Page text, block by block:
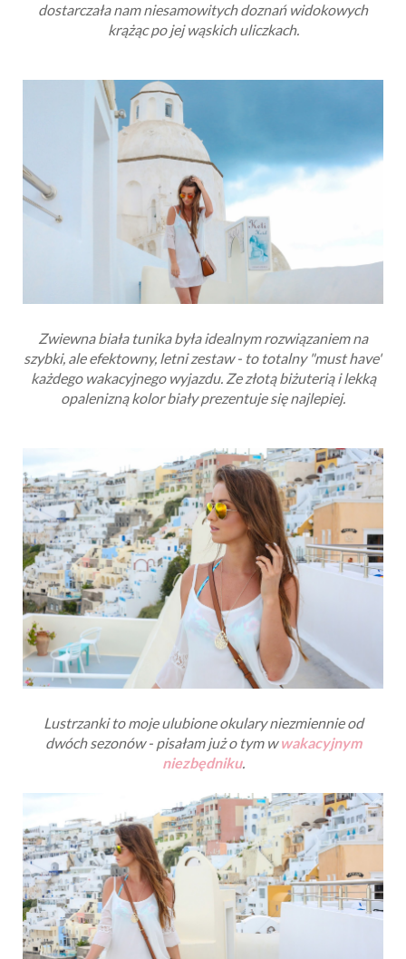
dostarczała nam niesamowitych doznań widokowych
krążąc po jej wąskich uliczkach.
Zwiewna biała tunika była idealnym rozwiązaniem na
szybki, ale efektowny, letni zestaw - to totalny "must have"
każdego wakacyjnego wyjazdu. Ze złotą biżuterią i lekką
opalenizną kolor biały prezentuje się najlepiej.
Lustrzanki to moje ulubione okulary niezmiennie od
dwóch sezonów - pisałam już o tym wwakacyjnym
niezbędniku.